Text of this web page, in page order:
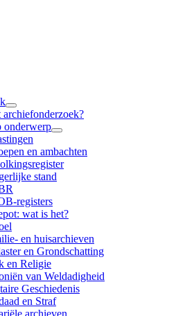
onderwerp
en ambachten
stand
registers
wat is het?
en huisarchieven
en Grondschatting
en Religie
van Weldadigheid
Geschiedenis
en Straf
archieven